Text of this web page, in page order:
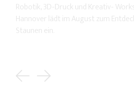
Robotik, 3D-Druck und Kreativ-
Hannover lädt im August zum
Staunen ein.
Previous